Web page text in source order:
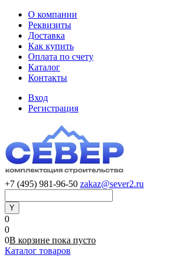
О компании
Реквизиты
Доставка
Как купить
Оплата по счету
Каталог
Контакты
Вход
Регистрация
+7 (495) 981-96-50 zakaz@sever2.ru
0
0
0В корзине пока пусто
Каталог товаров